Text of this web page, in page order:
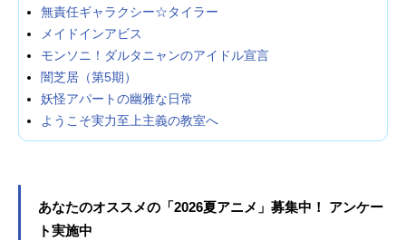
無責任ギャラクシー☆タイラー
メイドインアビス
モンソニ！ダルタニャンのアイドル宣言
闇芝居（第5期）
妖怪アパートの幽雅な日常
ようこそ実力至上主義の教室へ
あなたのオススメの「2026夏アニメ」募集中！ アンケー
ト実施中